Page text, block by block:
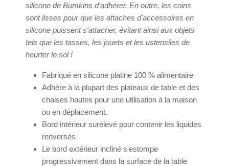
silicone de Bumkins d'adhérer. En outre, les coins
sont lisses pour que les attaches d'accessoires en
silicone puissent s'attacher, évitant ainsi aux objets
tels que les tasses, les jouets et les ustensiles de
heurter le sol !
Fabriqué en silicone platine 100 % alimentaire
Adhère à la plupart des plateaux de table et des
chaises hautes pour une utilisation à la maison
ou en déplacement.
Bord intérieur surélevé pour contenir les liquides
renversés
Le bord extérieur incliné s'estompe
progressivement dans la surface de la table